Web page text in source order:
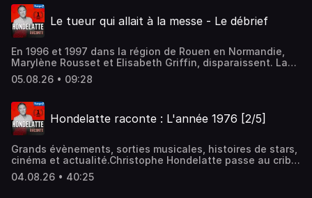
d'informations.
Le tueur qui allait à la messe - Le débrief
En 1996 et 1997 dans la région de Rouen en Normandie,
Marylène Rousset et Elisabeth Griffin, disparaissent. La
dernière avait, le jour de sa disparition, rendez-vous avec
un certain Fred à 10h…Hébergé par Audiomeans. Visitez
d'informations.
05.08.26 • 09:28
Hondelatte raconte : L'année 1976 [2/5]
Grands évènements, sorties musicales, histoires de stars,
cinéma et actualité.Christophe Hondelatte passe au crible
en 5 épisodes une année de l'histoire, enrichie grâce aux
archives d'Europe 1.Hébergé par Audiomeans. Visitez
04.08.26 • 40:25